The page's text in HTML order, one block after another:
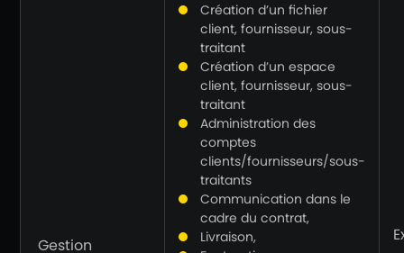
Gestion
Création d’un fichier
client, fournisseur, sous-
traitant
Création d’un espace
client, fournisseur, sous-
traitant
Administration des
comptes
clients/fournisseurs/sous-
traitants
Communication dans le
cadre du contrat,
Livraison,